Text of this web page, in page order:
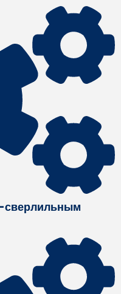
сверлильным